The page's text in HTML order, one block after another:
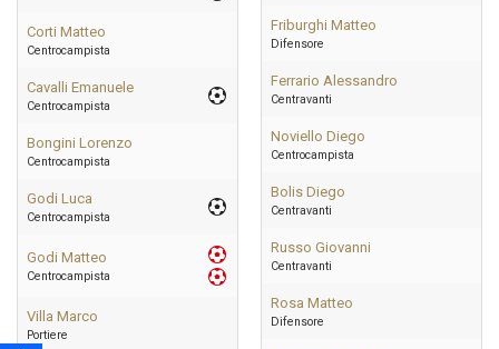
Corti Matteo
Centrocampista
Cavalli Emanuele
Centrocampista
Bongini Lorenzo
Centrocampista
Godi Luca
Centrocampista
Godi Matteo
Centrocampista
Villa Marco
Portiere
Friburghi Matteo
Difensore
Ferrario Alessandro
Centravanti
Noviello Diego
Centrocampista
Bolis Diego
Centravanti
Russo Giovanni
Centravanti
Rosa Matteo
Difensore